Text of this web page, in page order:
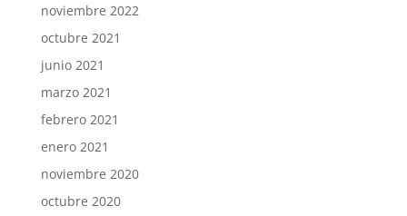
noviembre 2022
octubre 2021
junio 2021
marzo 2021
febrero 2021
enero 2021
noviembre 2020
octubre 2020